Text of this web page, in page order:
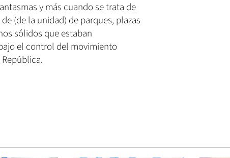
y más cuando se trata de
(de la unidad) de parques, plazas
sólidos que estaban
el control del movimiento